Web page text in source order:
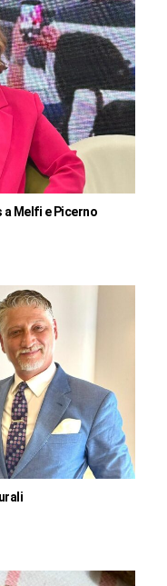
a Melfi e Picerno